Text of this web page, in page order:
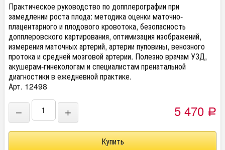
Практическое руководство по допплерографии при
замедлении роста плода: методика оценки маточно-
плацентарного и плодового кровотока, безопасность
допплеровского картирования, оптимизация изображений,
измерения маточных артерий, артерии пуповины, венозного
протока и средней мозговой артерии. Полезно врачам УЗД,
акушерам-гинекологам и специалистам пренатальной
диагностики в ежедневной практике.
Арт. 12498
− + 5 470 Р